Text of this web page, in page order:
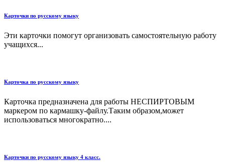
Карточки по русскому языку
Эти карточки помогут организовать самостоятельную работу
учащихся...
Карточка по русскому языку
Карточка предназначена для работы НЕСПИРТОВЫМ
маркером по кармашку-файлу.Таким образом,может
использоваться многократно....
Карточки по русскому языку 4 класс.